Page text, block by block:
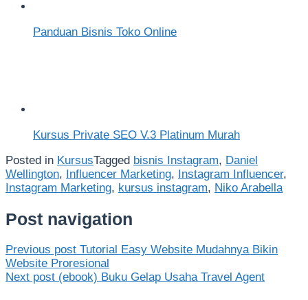
Panduan Bisnis Toko Online
Kursus Private SEO V.3 Platinum Murah
Posted in KursusTagged bisnis Instagram, Daniel
Wellington, Influencer Marketing, Instagram Influencer,
Instagram Marketing, kursus instagram, Niko Arabella
Post navigation
Previous post Tutorial Easy Website Mudahnya Bikin
Website Proresional
Next post (ebook) Buku Gelap Usaha Travel Agent